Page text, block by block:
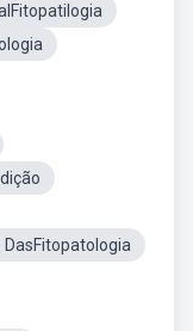
DasFitopatologia